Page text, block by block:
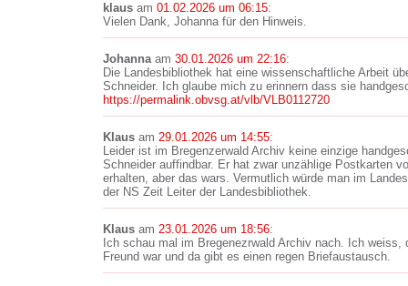
klaus am 01.02.2026 um 06:15:
Vielen Dank, Johanna für den Hinweis.
Johannaam 30.01.2026 um 22:16:
Die Landesbibliothek hat eine wissenschaftliche Arbeit
Schneider. Ich glaube mich zu erinnern dass sie
https://permalink.obvsg.at/vlb/VLB0112720
Klaus am 29.01.2026 um 14:55:
Leider ist im Bregenzerwald Archiv keine einzige
Schneider auffindbar. Er hat zwar unzählige Postkarten
erhalten, aber das wars. Vermutlich würde man im
der NS Zeit Leiter der Landesbibliothek.
Klaus am 23.01.2026 um 18:56:
Ich schau mal im Bregenezrwald Archiv nach. Ich
Freund war und da gibt es einen regen Briefaustausch.